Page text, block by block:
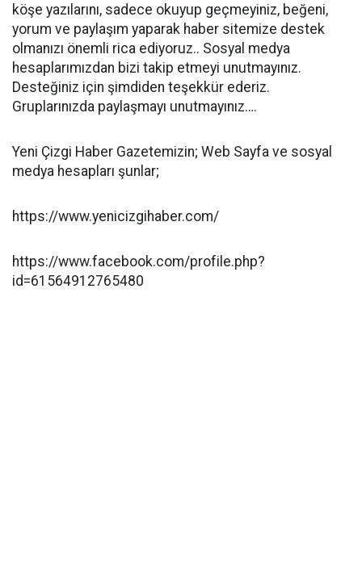
köşe yazılarını, sadece okuyup geçmeyiniz, beğeni,
yorum ve paylaşım yaparak haber sitemize destek
olmanızı önemli rica ediyoruz.. Sosyal medya
hesaplarımızdan bizi takip etmeyi unutmayınız.
Desteğiniz için şimdiden teşekkür ederiz.
Gruplarınızda paylaşmayı unutmayınız….
Yeni Çizgi Haber Gazetemizin; Web Sayfa ve sosyal
medya hesapları şunlar;
https://www.yenicizgihaber.com/
https://www.facebook.com/profile.php?
id=61564912765480